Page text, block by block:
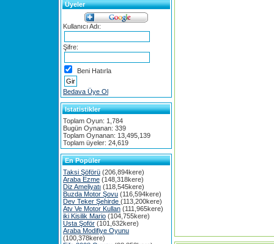
Üyeler
Kullanıcı Adı:
Şifre:
Beni Hatırla
Bedava Üye Ol
Istatistikler
Toplam Oyun: 1,784
Bugün Oynanan: 339
Toplam Oynanan: 13,495,139
Toplam üyeler: 24,619
En Popüler
Taksi Şöförü (206,894kere)
Araba Ezme (148,318kere)
Diz Ameliyatı (118,545kere)
Buzda Motor Şovu (116,594kere)
Dev Teker Şehirde (113,200kere)
Atv Ve Motor Kullan (111,965kere)
iki Kisilik Mario (104,755kere)
Usta Şoför (101,632kere)
Araba Modifiye Oyunu
(100,378kere)